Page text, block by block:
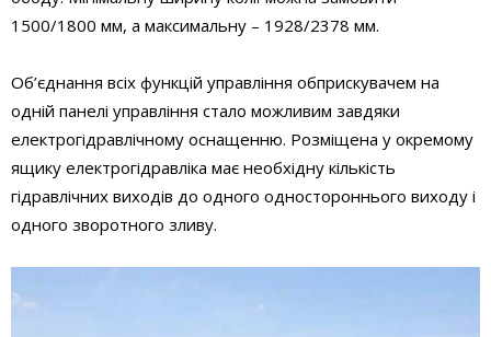
1500/1800 мм, а максимальну – 1928/2378 мм.
Об’єднання всіх функцій управління обприскувачем на
одній панелі управління стало можливим завдяки
електрогідравлічному оснащенню. Розміщена у окремому
ящику електрогідравліка має необхідну кількість
гідравлічних виходів до одного одностороннього виходу і
одного зворотного зливу.